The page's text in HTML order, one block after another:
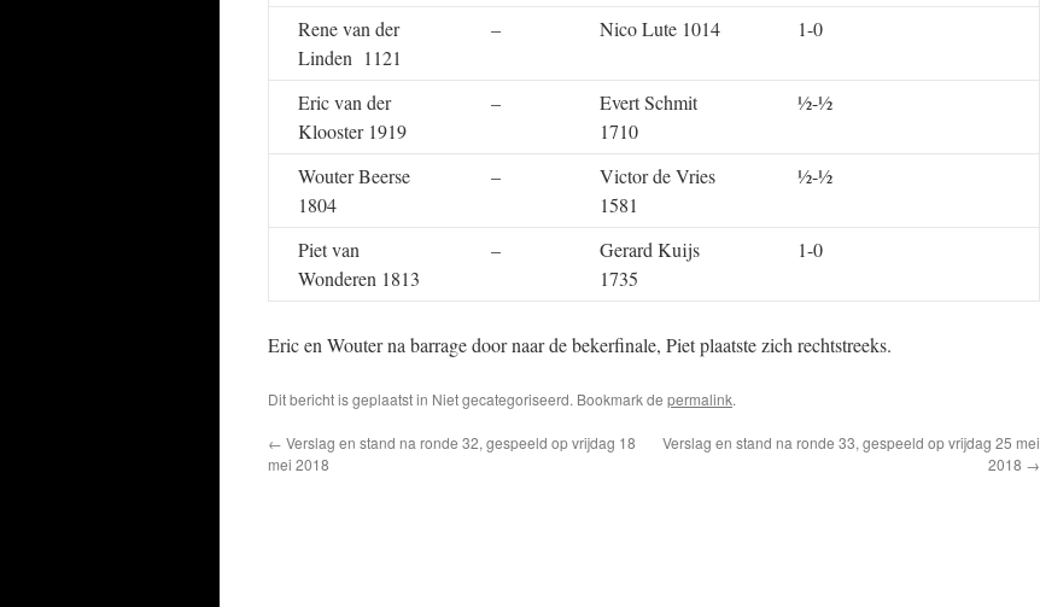
Rene van der
Linden 1121
– Nico Lute 1014 1-0
Eric van der
Klooster 1919
–
Evert Schmit
1710
½-½
Wouter Beerse
1804
–
Victor de Vries
1581
½-½
Piet van
Wonderen 1813
–
Gerard Kuijs
1735
1-0
Eric en Wouter na barrage door naar de bekerfinale, Piet plaatste zich rechtstreeks.
Dit bericht is geplaatst in Niet gecategoriseerd. Bookmark de permalink.
← Verslag en stand na ronde 32, gespeeld op vrijdag 18
mei 2018
Verslag en stand na ronde 33, gespeeld op vrijdag 25 mei
2018 →